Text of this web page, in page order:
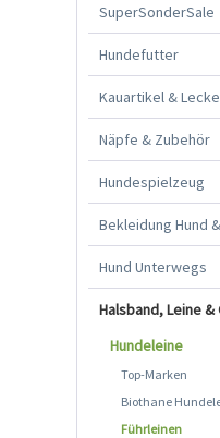
SuperSonderSale
Hundefutter
Kauartikel &
Näpfe & Zubehör
Hundespielzeug
Bekleidung Hund
Hund Unterwegs
Halsband, Leine &
Hundeleine
Top-Marken
Biothane
Führleinen